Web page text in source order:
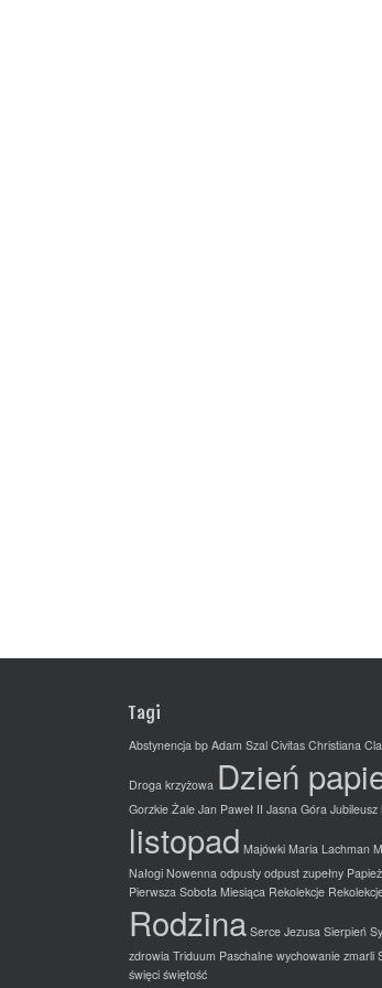
Tagi
Abstynencja bp Adam Szal Civitas Christiana
Droga krzyżowa Dzień
Gorzkie Żale Jan Paweł II Jasna Góra Jubileusz
listopad Majówki Maria Lachman
Nałogi Nowenna odpusty odpust zupełny
Pierwsza Sobota Miesiąca Rekolekcje
Rodzina Serce Jezusa Sierpień
zdrowia Triduum Paschalne wychowanie zmarli
święci świętość